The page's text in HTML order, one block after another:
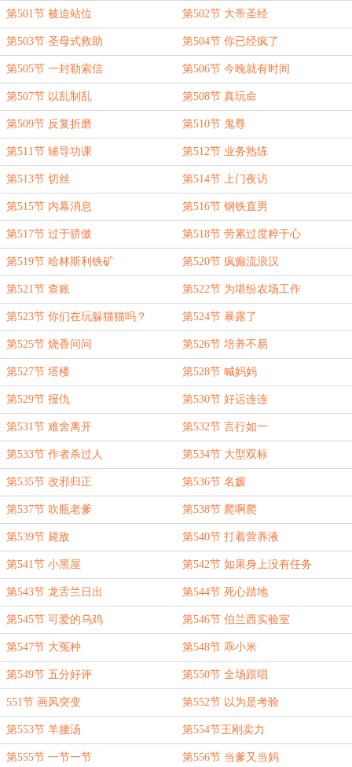
第501节 被迫站位 第502节 大帝圣经
第503节 圣母式救助 第504节 你已经疯了
第505节 一封勒索信 第506节 今晚就有时间
第507节 以乱制乱 第508节 真玩命
第509节 反复折磨 第510节 鬼尊
第511节 辅导功课 第512节 业务熟练
第513节 切丝 第514节 上门夜访
第515节 内幕消息 第516节 钢铁直男
第517节 过于骄傲 第518节 劳累过度粹于心
第519节 哈林斯利铁矿 第520节 疯癫流浪汉
第521节 查账 第522节 为堪纷农场工作
第523节 你们在玩躲猫猫吗？ 第524节 暴露了
第525节 烧香问问 第526节 培养不易
第527节 塔楼 第528节 喊妈妈
第529节 报仇 第530节 好运连连
第531节 难舍离开 第532节 言行如一
第533节 作者杀过人 第534节 大型双标
第535节 改邪归正 第536节 名媛
第537节 吹瓶老爹 第538节 爬啊爬
第539节 毙敌 第540节 打着营养液
第541节 小黑屋 第542节 如果身上没有任务
第543节 龙舌兰日出 第544节 死心踏地
第545节 可爱的乌鸡 第546节 伯兰西实验室
第547节 大冤种 第548节 乖小米
第549节 五分好评 第550节 全场跟唱
551节 画风突变 第552节 以为是考验
第553节 羊腰汤 第554节王刚卖力
第555节 一节一节 第556节 当爹又当妈